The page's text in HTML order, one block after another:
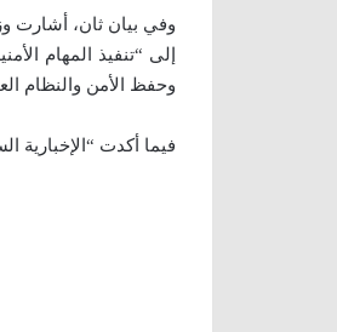
وفي بيان ثان، أشارت
إلى “تنفيذ المهام
وحفظ الأمن والنظام
فيما أكدت